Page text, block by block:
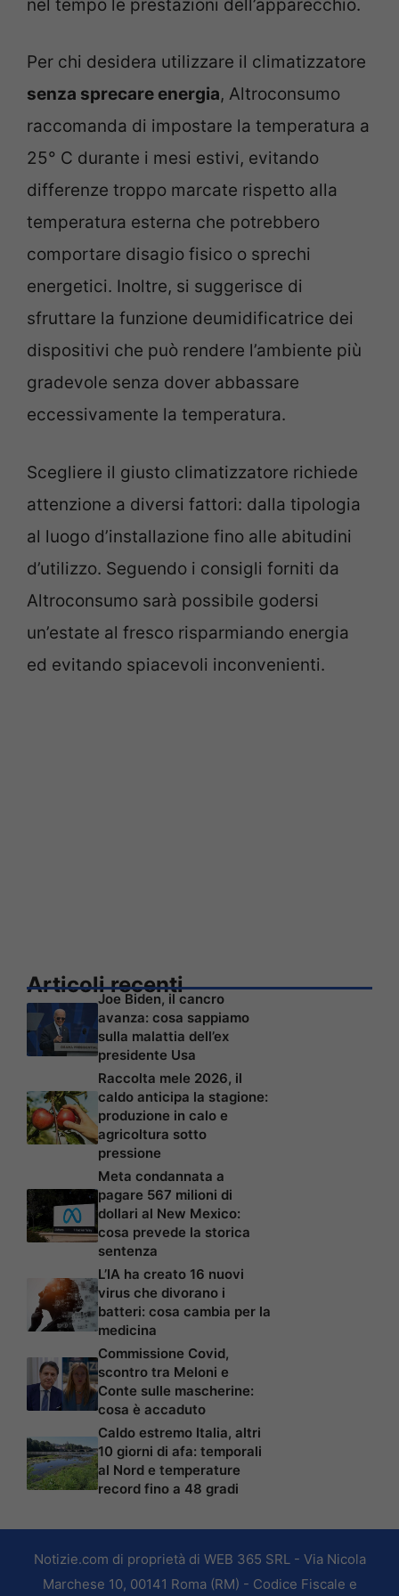
nel tempo le prestazioni dell’apparecchio.
Per chi desidera utilizzare il climatizzatore
senza sprecare energia, Altroconsumo
raccomanda di impostare la temperatura a
25° C durante i mesi estivi, evitando
differenze troppo marcate rispetto alla
temperatura esterna che potrebbero
comportare disagio fisico o sprechi
energetici. Inoltre, si suggerisce di
sfruttare la funzione deumidificatrice dei
dispositivi che può rendere l’ambiente più
gradevole senza dover abbassare
eccessivamente la temperatura.
Scegliere il giusto climatizzatore richiede
attenzione a diversi fattori: dalla tipologia
al luogo d’installazione fino alle abitudini
d’utilizzo. Seguendo i consigli forniti da
Altroconsumo sarà possibile godersi
un’estate al fresco risparmiando energia
ed evitando spiacevoli inconvenienti.
Articoli recenti
Joe Biden, il cancro
avanza: cosa sappiamo
sulla malattia dell’ex
presidente Usa
Raccolta mele 2026, il
caldo anticipa la stagione:
produzione in calo e
agricoltura sotto
pressione
Meta condannata a
pagare 567 milioni di
dollari al New Mexico:
cosa prevede la storica
sentenza
L’IA ha creato 16 nuovi
virus che divorano i
batteri: cosa cambia per la
medicina
Commissione Covid,
scontro tra Meloni e
Conte sulle mascherine:
cosa è accaduto
Caldo estremo Italia, altri
10 giorni di afa: temporali
al Nord e temperature
record fino a 48 gradi
Notizie.com di proprietà di WEB 365 SRL - Via Nicola
Marchese 10, 00141 Roma (RM) - Codice Fiscale e